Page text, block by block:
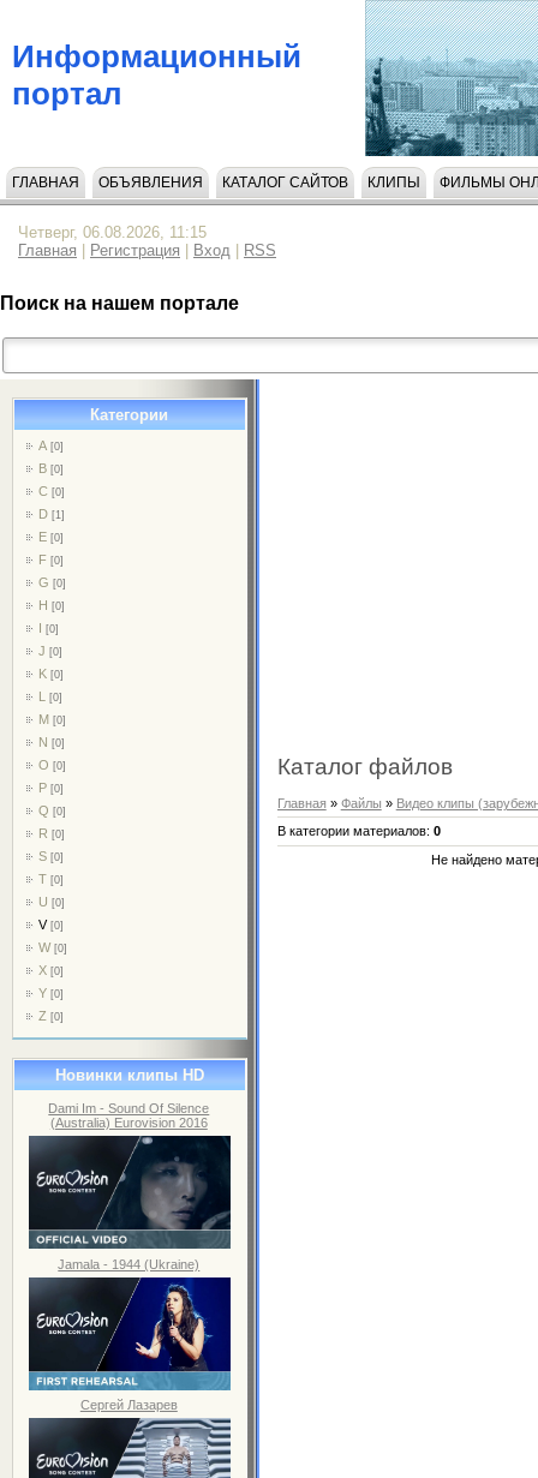
Информационный
портал
ГЛАВНАЯ ОБЪЯВЛЕНИЯ КАТАЛОГ САЙТОВ КЛИПЫ ФИЛЬМЫ
Четверг, 06.08.2026, 11:15
Главная
Регистрация Вход RSS
Поиск на нашем портале
Категории
A [0]
B [0]
C [0]
D [1]
E [0]
F [0]
G [0]
H [0]
I [0]
J [0]
K [0]
L [0]
M [0]
N [0]
O [0]
P [0]
Q [0]
R [0]
S [0]
T [0]
U [0]
V [0]
W [0]
X [0]
Y [0]
Z [0]
Новинки клипы HD
Dami Im - Sound Of Silence
(Australia) Eurovision 2016
Jamala - 1944 (Ukraine)
Сергей Лазарев
Каталог файлов
Главная » Файлы » Видео клипы
В категории материалов: 0
Не найдено